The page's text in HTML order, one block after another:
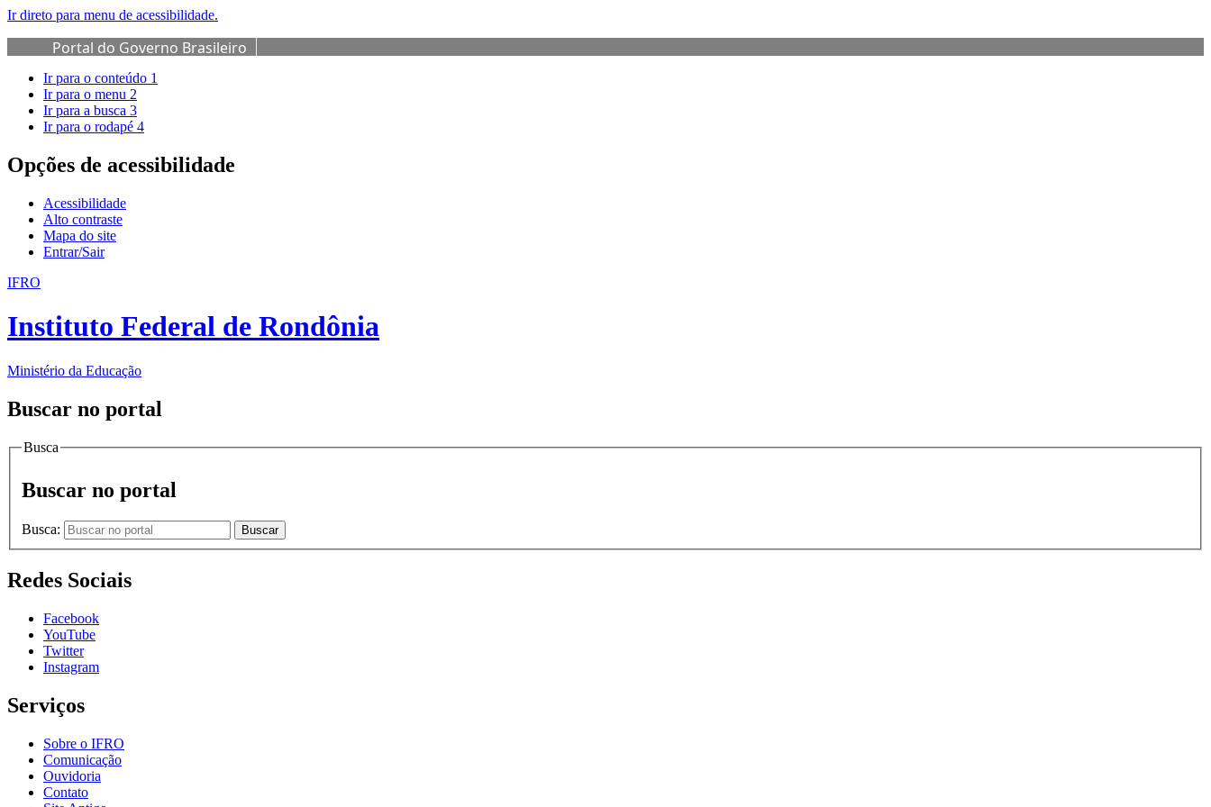
Ir direto para menu de acessibilidade.
Portal do Governo Brasileiro
Ir para o conteúdo 1
Ir para o menu 2
Ir para a busca 3
Ir para o rodapé 4
Opções de acessibilidade
Acessibilidade
Alto contraste
Mapa do site
Entrar/Sair
IFRO
Instituto Federal de Rondônia
Ministério da Educação
Buscar no portal
Busca
Buscar no portal
Busca: Buscar
Redes Sociais
Facebook
YouTube
Twitter
Instagram
Serviços
Sobre o IFRO
Comunicação
Ouvidoria
Contato